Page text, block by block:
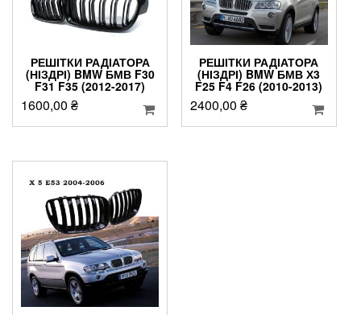
РЕШІТКИ РАДІАТОРА
(НІЗДРІ) BMW БМВ F30
F31 F35 (2012-2017)
1600,00 ₴
РЕШІТКИ РАДІАТОРА
(НІЗДРІ) BMW БМВ Х3
F25 F4 F26 (2010-2013)
2400,00 ₴